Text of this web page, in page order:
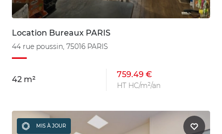
Location Bureaux PARIS
44 rue poussin, 75016 PARIS
42 m²
759.49 €
HT HC/m²/an
MIS À JOUR